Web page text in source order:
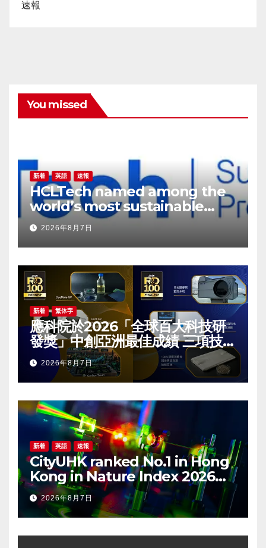
速報
You missed
新着 英語 速報
HCLTech named among the
world’s most sustainable
companies by TIME
magazine
2026年8月7日
新着 繁体字
應科院於2026「全球百大科技研
發獎」中創亞洲最佳成績 三項技術
榮膺全球百大創新獎項
2026年8月7日
新着 英語 速報
CityUHK ranked No.1 in Hong
Kong in Nature Index 2026
Nanoscience and
Nanotechnology
Supplement
2026年8月7日